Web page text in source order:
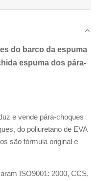
do barco da espuma
espuma dos pára-
e vende pára-choques
do poliuretano de EVA
são fórmula original e
ISO9001: 2000, CCS,